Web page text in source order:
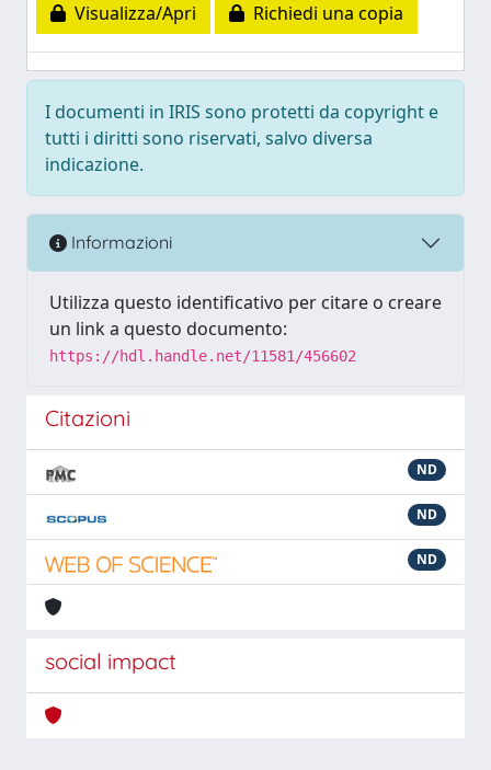
Visualizza/Apri
Richiedi una copia
I documenti in IRIS sono protetti da copyright e
tutti i diritti sono riservati, salvo diversa
indicazione.
Informazioni
Utilizza questo identificativo per citare o creare
un link a questo documento:
https://hdl.handle.net/11581/456602
Citazioni
ND
ND
ND
social impact